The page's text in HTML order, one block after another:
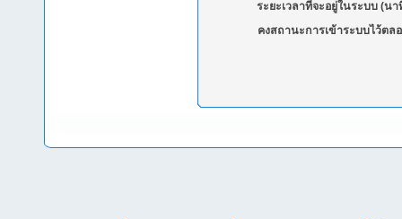
ระยะเวลาที่จะอยู่ในระบบ (นา
คงสถานะการเข้าระบบไว้ตล